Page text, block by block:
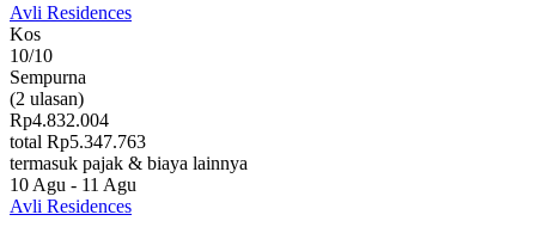
Avli Residences
Kos
10/10
Sempurna
(2 ulasan)
Rp4.832.004
total Rp5.347.763
termasuk pajak & biaya lainnya
10 Agu - 11 Agu
Avli Residences